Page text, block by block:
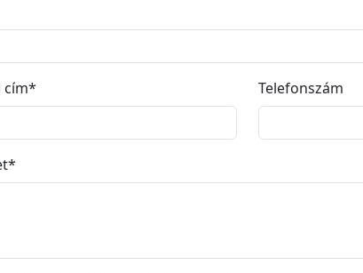
cím* Telefonszám